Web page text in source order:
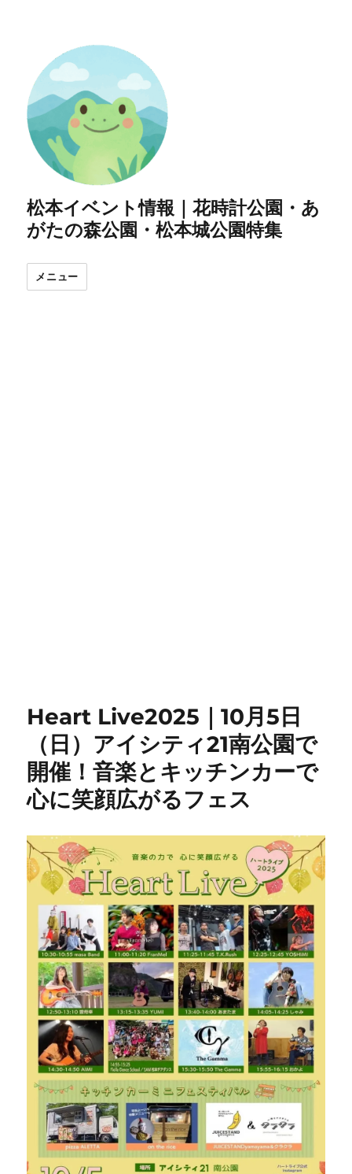
松本イベント情報｜花時計公園・あ
がたの森公園・松本城公園特集
メニュー
Heart Live2025｜10月5日
（日）アイシティ21南公園で
開催！音楽とキッチンカーで
心に笑顔広がるフェス